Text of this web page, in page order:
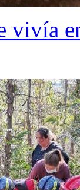
vivía